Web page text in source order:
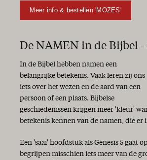
Goed Nieuws!
Brandpunt Midden-Oosten
Bijzonder jaar
“Ik ben de Eerste en de Laatste...”
Zomertijd
Houvast en perspectief!
Linksom of rechtsom
God is getrouw!
Geen leven zonder hoop
Meer info & bestellen 'MOZES'
De NAMEN in de Bijbel -
In de Bijbel hebben namen een
belangrijke betekenis. Vaak leren zij ons
iets over het wezen en de aard van een
persoon of een plaats. Bijbelse
geschiedenissen krijgen meer 'kleur'
betekenis kennen van de namen, die er
Een 'saai' hoofdstuk als Genesis 5 gaat
begrijpen misschien iets meer van de